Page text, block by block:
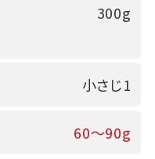
300g
小さじ1
60～90g